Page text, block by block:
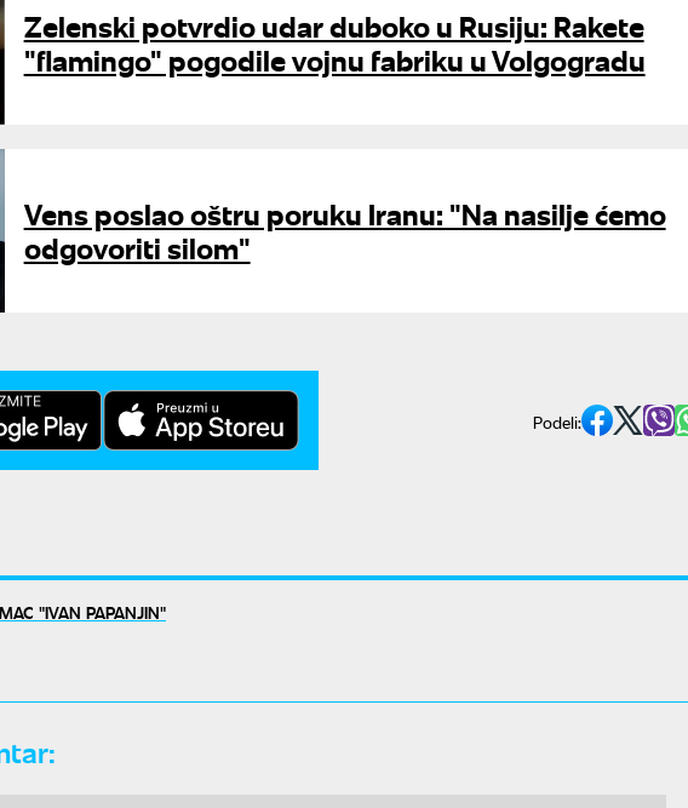
Zelenski potvrdio udar duboko u Rusiju: Rakete
"flamingo" pogodile vojnu fabriku u Volgogradu
Vens poslao oštru poruku Iranu: "Na nasilje ćemo
odgovoriti silom"
Podeli:
"IVAN PAPANJIN"